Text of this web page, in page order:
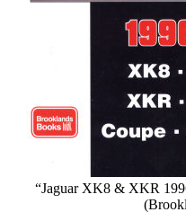
“Jaguar XK8 & XKR